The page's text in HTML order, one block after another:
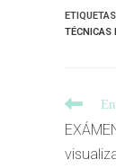
ETIQUETAS
TÉCNICAS